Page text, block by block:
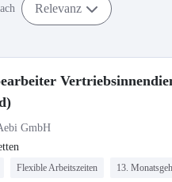
Relevanz
GmbH
Flexible Arbeitszeiten 13.